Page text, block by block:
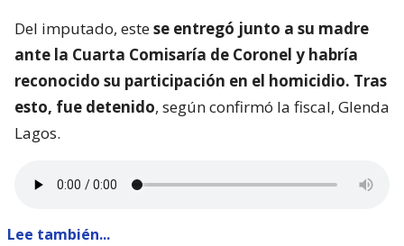
Del imputado, estese entregó junto a su madre
ante la Cuarta Comisaría de Coronel y habría
reconocido su participación en el homicidio. Tras
esto, fue detenido, según confirmó la fiscal, Glenda
Lagos.
Lee también...